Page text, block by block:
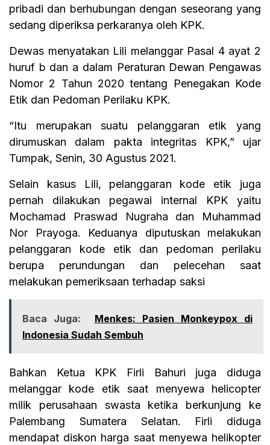
pribadi dan berhubungan dengan seseorang yang
sedang diperiksa perkaranya oleh KPK.
Dewas menyatakan Lili melanggar Pasal 4 ayat 2
huruf b dan a dalam Peraturan Dewan Pengawas
Nomor 2 Tahun 2020 tentang Penegakan Kode
Etik dan Pedoman Perilaku KPK.
“Itu merupakan suatu pelanggaran etik yang
dirumuskan dalam pakta integritas KPK,” ujar
Tumpak, Senin, 30 Agustus 2021.
Selain kasus Lili, pelanggaran kode etik juga
pernah dilakukan pegawai internal KPK yaitu
Mochamad Praswad Nugraha dan Muhammad
Nor Prayoga. Keduanya diputuskan melakukan
pelanggaran kode etik dan pedoman perilaku
berupa perundungan dan pelecehan saat
melakukan pemeriksaan terhadap saksi
Baca Juga:
Menkes: Pasien Monkeypox di
Indonesia Sudah Sembuh
Bahkan Ketua KPK Firli Bahuri juga diduga
melanggar kode etik saat menyewa helicopter
milik perusahaan swasta ketika berkunjung ke
Palembang Sumatera Selatan. Firli diduga
mendapat diskon harga saat menyewa helikopter